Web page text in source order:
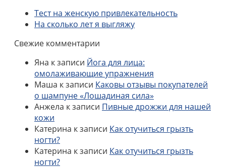
Тест на женскую привлекательность
На сколько лет я выгляжу
Свежие комментарии
Яна к записи Йога для лица:
омолаживающие упражнения
Маша к записи Каковы отзывы покупателей
о шампуне «Лошадиная сила»
Анжела к записи Пивные дрожжи для нашей
кожи
Катерина к записи Как отучиться грызть
ногти?
Катерина к записи Как отучиться грызть
ногти?